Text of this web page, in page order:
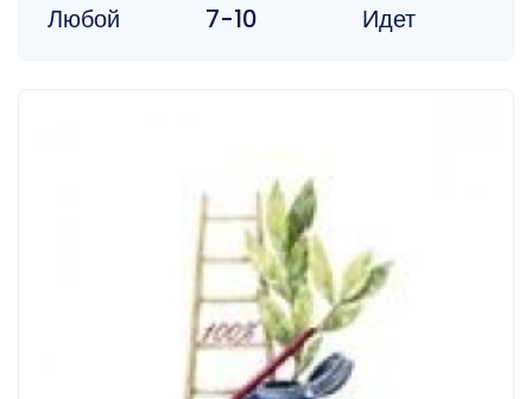
Любой 7-10 Идет